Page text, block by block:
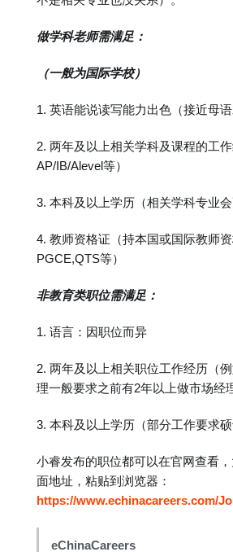
做学科老师需满足：
（一般为国际学校）
1. 英语能说读写能力出色（接近母语
2. 两年及以上相关学科及课程的工
AP/IB/Alevel等）
3. 本科及以上学历（相关学科专业会
4. 教师资格证（持本国或国际教师
PGCE,QTS等）
非教育类职位需满足：
1. 语言：因职位而异
2. 两年及以上相关职位工作经历（
理一般要求之前有2年以上做市场经
3. 本科及以上学历（部分工作要求硕
小睿发布的职位都可以在官网查看
面地址，粘贴到浏览器：
https://www.echinacareers.com/
eChinaCareers